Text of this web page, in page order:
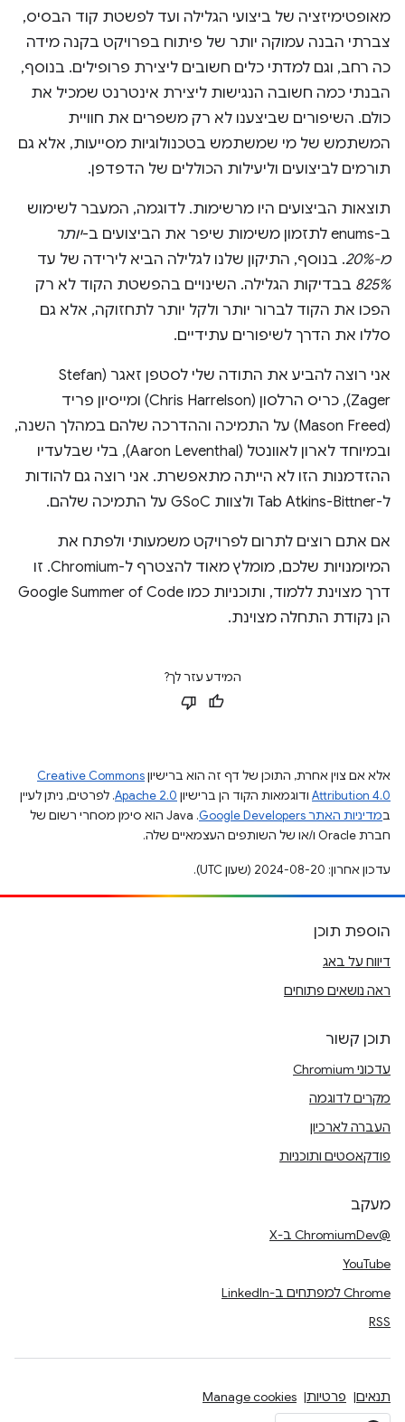
מאופטימיזציה של ביצועי הגלילה ועד לפשטת קוד הבסיס,
צברתי הבנה עמוקה יותר של פיתוח בפרויקט בקנה מידה
כה רחב, וגם למדתי כלים חשובים ליצירת פרופילים. בנוסף,
הבנתי כמה חשובה הנגישות ליצירת אינטרנט שמכיל את
כולם. השיפורים שביצענו לא רק משפרים את חוויית
המשתמש של מי שמשתמש בטכנולוגיות מסייעות, אלא גם
תורמים לביצועים וליעילות הכוללים של הדפדפן.
תוצאות הביצועים היו מרשימות. לדוגמה, המעבר לשימוש
ב-enums לתזמון משימות שיפר את הביצועים ב-
יותר
מ-20%
. בנוסף, התיקון שלנו לגלילה הביא לירידה של עד
825% בבדיקות הגלילה. השינויים בהפשטת הקוד לא רק
הפכו את הקוד לברור יותר ולקל יותר לתחזוקה, אלא גם
סללו את הדרך לשיפורים עתידיים.
אני רוצה להביע את התודה שלי לסטפן זאגר (Stefan
Zager), כריס הרלסון (Chris Harrelson) ומייסיון פריד
(Mason Freed) על התמיכה וההדרכה שלהם במהלך השנה,
ובמיוחד לארון לאוונטל (Aaron Leventhal), בלי שבלעדיו
ההזדמנות הזו לא הייתה מתאפשרת. אני רוצה גם להודות
ל-Tab Atkins-Bittner ולצוות GSoC על התמיכה שלהם.
אם אתם רוצים לתרום לפרויקט משמעותי ולפתח את
המיומנויות שלכם, מומלץ מאוד להצטרף ל-Chromium. זו
דרך מצוינת ללמוד, ותוכניות כמו Google Summer of Code
הן נקודת התחלה מצוינת.
המידע עזר לך?
אלא אם צוין אחרת, התוכן של דף זה הוא ברישיוןCreative Commons
Attribution 4.0 ודוגמאות הקוד הן ברישיון Apache 2.0. לפרטים, ניתן לעיין
במדיניות האתר Google Developers‏
.‏ Java הוא סימן מסחרי רשום של
חברת Oracle ו/או של השותפים העצמאיים שלה.
עדכון אחרון: 2024-08-20 (שעון UTC).
הוספת תוכן
דיווח על באג
ראה נושאים פתוחים
תוכן קשור
עדכוני Chromium
מקרים לדוגמה
העברה לארכיון
פודקאסטים ותוכניות
מעקב
@ChromiumDev ב-X
YouTube
Chrome למפתחים ב-LinkedIn
RSS
תנאים פרטיות Manage cookies